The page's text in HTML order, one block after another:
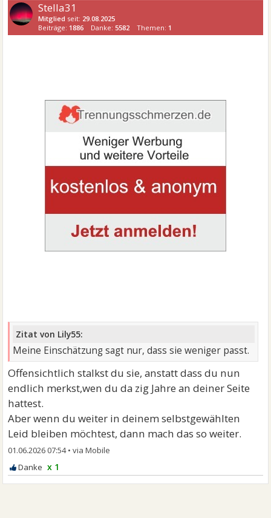
Stella31
Mitglied seit: 29.08.2025
Beiträge: 1886 Danke:5582 Themen: 1
Zitat von Lily55:
Meine Einschätzung sagt nur, dass sie weniger passt.
Offensichtlich stalkst du sie, anstatt dass du nun
endlich merkst,wen du da zig Jahre an deiner Seite
hattest.
Aber wenn du weiter in deinem selbstgewählten
Leid bleiben möchtest, dann mach das so weiter.
01.06.2026 07:54•
x 1